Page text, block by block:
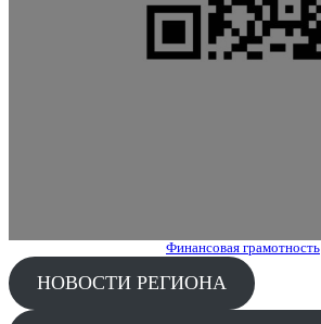
Финансовая грамотность
НОВОСТИ РЕГИОНА